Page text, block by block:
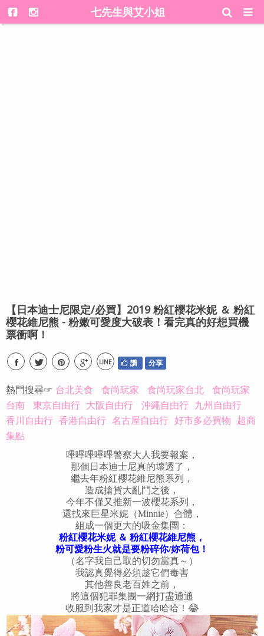
七先生與艾小姐
【日本迪士尼限定/必買】2019 粉紅櫻花米妮 ＆ 粉紅
櫻花維尼熊 - 粉嫩可愛度大破表！看完真的好想買機
票衝啊！
LINE 讚 分享
熱門搜尋☞ 台北美食 食尚玩家 食尚玩家台北
食尚玩家
台南
東京自由行 大阪自由行 沖繩自由行 九州自由行
香川自由行 香港自由行 名古屋自由行 好市多必買物 超商
集點
嗶嗶嗶嗶嗶警察大人我要報案，
那個日本迪士尼真的壞透了，
繼去年粉紅櫻花維尼熊系列，
造成搶貨大亂鬥之後，
今年不僅又推新一波櫻花系列，
還找來巨星米妮（Minnie）合體，
組成一個更大的吸金集團：
粉紅櫻花米妮 ＆ 粉紅櫻花維尼熊，
粉可愛粉生火就是要粉碎你/妳荷包！
（名字我自己取的切勿當真～）
我認真覺得必須趁它們毒害
其他善良老百姓之前，
將這個犯罪集團一網打盡通通
收服到我家才是正道哈哈哈！😂